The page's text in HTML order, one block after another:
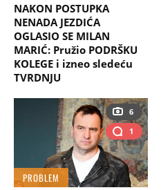
NAKON POSTUPKA
NENADA JEZDIĆA
OGLASIO SE MILAN
MARIĆ: Pružio PODRŠKU
KOLEGE i izneo sledeću
TVRDNJU
6
1
PROBLEM